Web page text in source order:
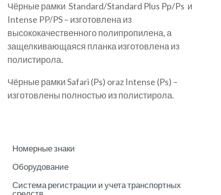
Чёрные рамки Standard/Standard Plus Pp/Ps и
Intense PP/PS – изготовлена из
высококачественного полипропилена, а
защелкивающаяся планка изготовлена из
полистирола.
Чёрные рамки Safari (Ps) oraz Intense (Ps) –
изготовлены полностью из полистирола.
Номерные знаки
Оборудование
Система регистрации и учета транспортных